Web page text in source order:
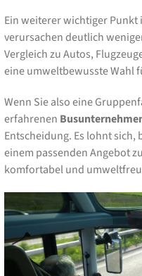
Ein weiterer wichtiger
verursachen deutlich
Vergleich zu Autos,
eine umweltbewusste Wahl
Wenn Sie also eine
erfahrenen
Entscheidung. Es lohnt
einem passenden Angebot
komfortabel und